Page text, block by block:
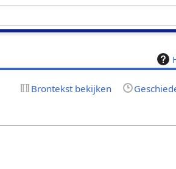
Brontekst bekijken